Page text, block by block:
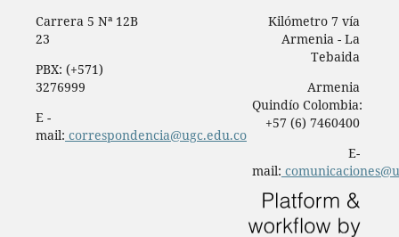
Carrera 5 Nª 12B
23
PBX: (+571)
3276999
E -
mail: correspondencia@ugc.edu.co
Kilómetro 7 vía
Armenia - La
Tebaida
Armenia
Quindío Colombia:
+57 (6) 7460400
E-
mail: